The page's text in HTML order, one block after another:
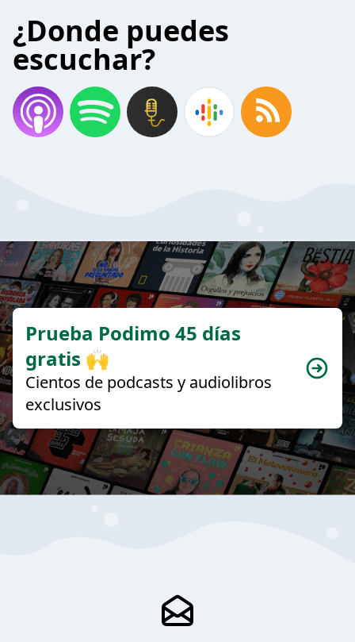
¿Donde puedes
escuchar?
Prueba Podimo 45 días
gratis 🙌
Cientos de podcasts y audiolibros
exclusivos